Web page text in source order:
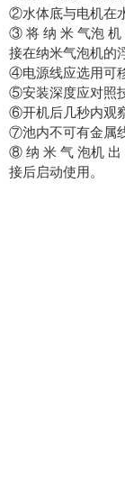
②水体底与电机在
③ 将 纳 米 气泡 机
接在纳米气泡机的
④电源线应选用可
⑤安装深度应对照
⑥开机后几秒内观
⑦池内不可有金属
⑧ 纳 米 气 泡机 出
接后启动使用。